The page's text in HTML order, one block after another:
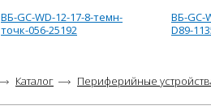
ВБ-GC-WD-12-17-8-темн-
точк-056-25192
ВБ-GC-
D89-
Каталог Периферийные